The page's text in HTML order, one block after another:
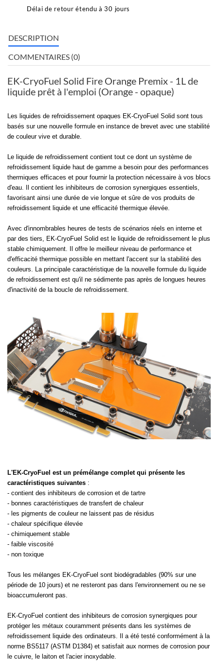
Délai de retour étendu à 30 jours
DESCRIPTION
COMMENTAIRES (0)
EK-CryoFuel Solid Fire Orange Premix - 1L de
liquide prêt à l'emploi (Orange - opaque)
Les liquides de refroidissement opaques EK-CryoFuel Solid sont tous
basés sur une nouvelle formule en instance de brevet avec une stabilité
de couleur vive et durable.
Le liquide de refroidissement contient tout ce dont un système de
refroidissement liquide haut de gamme a besoin pour des performances
thermiques efficaces et pour fournir la protection nécessaire à vos blocs
d'eau. Il contient les inhibiteurs de corrosion synergiques essentiels,
favorisant ainsi une durée de vie longue et sûre de vos produits de
refroidissement liquide et une efficacité thermique élevée.
Avec d'innombrables heures de tests de scénarios réels en interne et
par des tiers, EK-CryoFuel Solid est le liquide de refroidissement le plus
stable chimiquement. Il offre le meilleur niveau de performance et
d'efficacité thermique possible en mettant l'accent sur la stabilité des
couleurs. La principale caractéristique de la nouvelle formule du liquide
de refroidissement est qu'il ne sédimente pas après de longues heures
d'inactivité de la boucle de refroidissement.
L'EK-CryoFuel est un prémélange complet qui présente les
caractéristiques suivantes :
- contient des inhibiteurs de corrosion et de tartre
- bonnes caractéristiques de transfert de chaleur
- les pigments de couleur ne laissent pas de résidus
- chaleur spécifique élevée
- chimiquement stable
- faible viscosité
- non toxique
Tous les mélanges EK-CryoFuel sont biodégradables (90% sur une
période de 10 jours) et ne resteront pas dans l'environnement ou ne se
bioaccumuleront pas.
EK-CryoFuel contient des inhibiteurs de corrosion synergiques pour
protéger les métaux couramment présents dans les systèmes de
refroidissement liquide des ordinateurs. Il a été testé conformément à la
norme BS5117 (ASTM D1384) et satisfait aux normes de corrosion pour
le cuivre, le laiton et l'acier inoxydable.